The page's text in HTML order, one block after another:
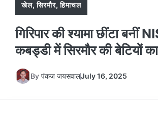
खेल,सिरमौर,हिमाचल
गिरिपार की श्यामा छींटा बनीं
कबड्डी में सिरमौर की बेटियों
By पंकज जयसवालJuly 16, 2025